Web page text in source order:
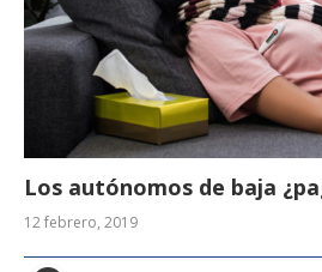
Los autónomos de baja
12 febrero, 2019